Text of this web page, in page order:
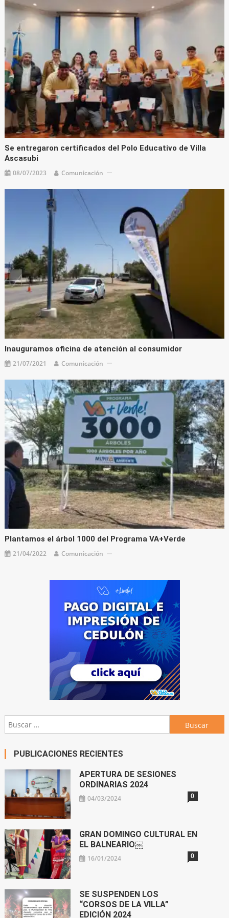
Se entregaron certificados del Polo Educativo de Villa
Ascasubi
08/07/2023 Comunicación
Inauguramos oficina de atención al consumidor
21/07/2021 Comunicación
Plantamos el árbol 1000 del Programa VA+Verde
21/04/2022 Comunicación
Buscar:
PUBLICACIONES RECIENTES
APERTURA DE SESIONES
ORDINARIAS 2024
04/03/2024 0
GRAN DOMINGO CULTURAL EN
EL BALNEARIO￼
16/01/2024 0
SE SUSPENDEN LOS
“CORSOS DE LA VILLA”
EDICIÓN 2024